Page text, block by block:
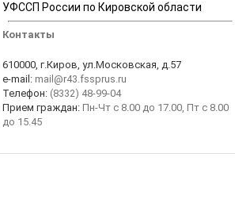
УФССП России по Кировской области
Контакты
610000, г.Киров, ул.Московская, д.57
e-mail: mail@r43.fssprus.ru
Телефон: (8332) 48-99-04
Прием граждан: Пн-Чт с 8.00 до 17.00, Пт с 8.00
до 15.45